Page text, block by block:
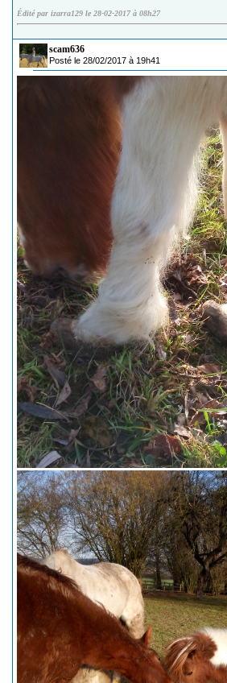
Édité par izarra129 le 28-02-2017 à 08h27
scam636
Posté le 28/02/2017 à 19h41